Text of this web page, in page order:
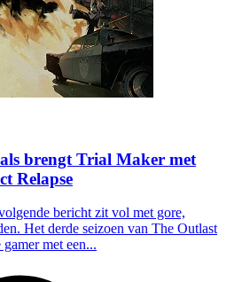
brengt Trial Maker met
Relapse
bericht zit vol met gore,
Het derde seizoen van The Outlast
met een...